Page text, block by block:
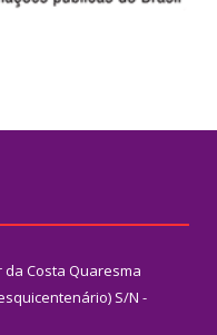
da Costa Quaresma
S/N -